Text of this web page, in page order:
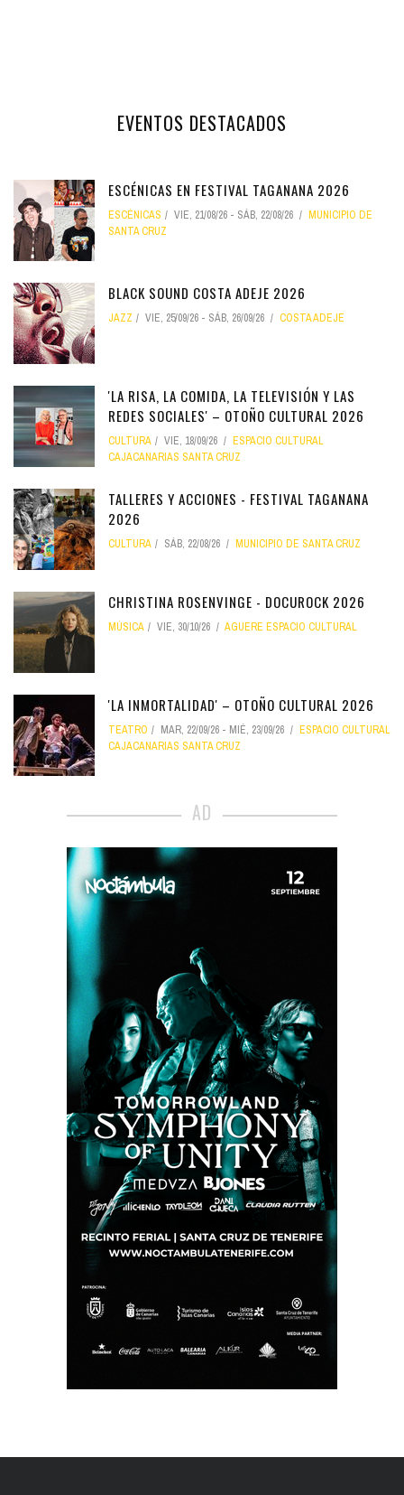
EVENTOS DESTACADOS
ESCÉNICAS EN FESTIVAL TAGANANA 2026
ESCÉNICAS VIE, 21/08/26 - SÁB, 22/08/26
MUNICIPIO DE
SANTA CRUZ
BLACK SOUND COSTA ADEJE 2026
JAZZ VIE, 25/09/26 - SÁB, 26/09/26 COSTA ADEJE
'LA RISA, LA COMIDA, LA TELEVISIÓN Y LAS
REDES SOCIALES' – OTOÑO CULTURAL 2026
CULTURA VIE, 18/09/26
ESPACIO CULTURAL
CAJACANARIAS SANTA CRUZ
TALLERES Y ACCIONES - FESTIVAL TAGANANA
2026
CULTURA SÁB, 22/08/26 MUNICIPIO DE SANTA CRUZ
CHRISTINA ROSENVINGE - DOCUROCK 2026
MÚSICA VIE, 30/10/26 AGUERE ESPACIO CULTURAL
'LA INMORTALIDAD' – OTOÑO CULTURAL 2026
TEATRO MAR, 22/09/26 - MIÉ, 23/09/26
ESPACIO CULTURAL
CAJACANARIAS SANTA CRUZ
AD